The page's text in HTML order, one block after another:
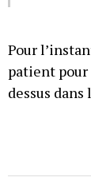
Pour
patient pour
dessus